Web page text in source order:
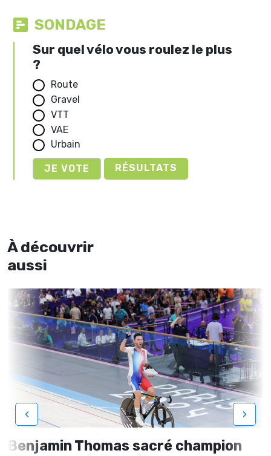
SONDAGE
Sur quel vélo vous roulez le plus
?
Route
Gravel
VTT
VAE
Urbain
RÉSULTATS
À découvrir
aussi
Benjamin Thomas sacré champion
‹ ›